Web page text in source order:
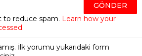
to reduce spam. Learn how your
İlk yorumu yukarıdaki form